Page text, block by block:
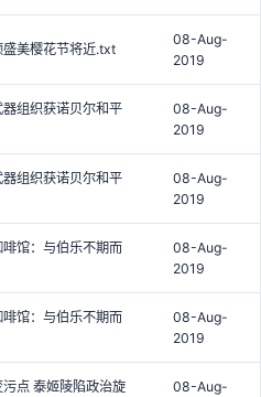
美樱花节将近.txt
08-Aug-
2019
组织获诺贝尔和平
08-Aug-
2019
组织获诺贝尔和平
08-Aug-
2019
馆：与伯乐不期而
08-Aug-
2019
馆：与伯乐不期而
08-Aug-
2019
点 泰姬陵陷政治旋
08-Aug-